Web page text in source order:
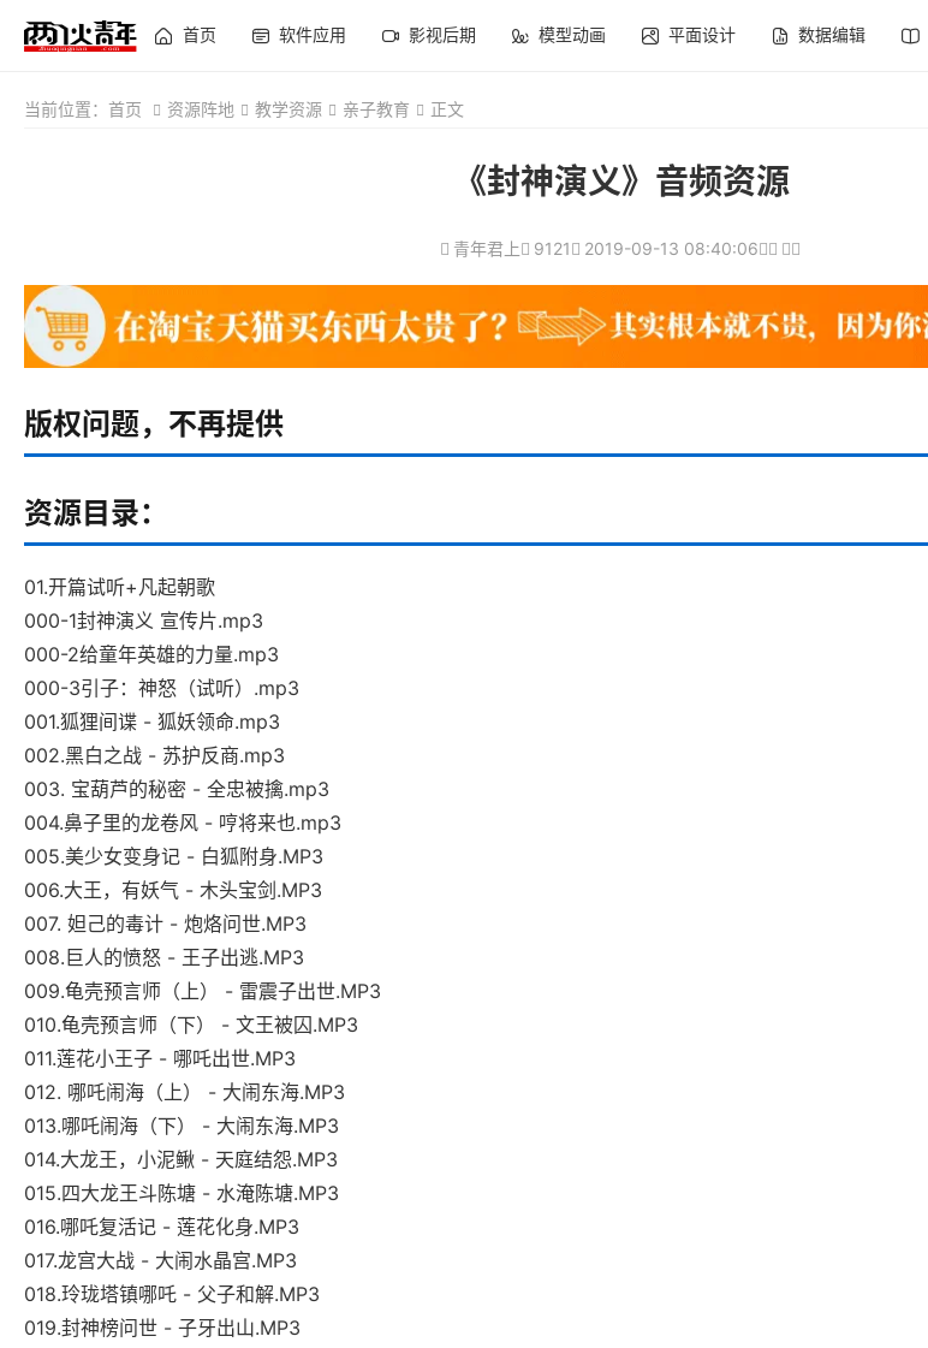
首页 软件应用 影视后期 模型动画 平面设计 数据编辑
当前位置： 首页 资源阵地 教学资源 亲子教育 正文
《封神演义》音频资源
青年君上 9121 2019-09-13 08:40:06
版权问题，不再提供
资源目录：
01.开篇试听+凡起朝歌
000-1封神演义 宣传片.mp3
000-2给童年英雄的力量.mp3
000-3引子：神怒（试听）.mp3
001.狐狸间谍 - 狐妖领命.mp3
002.黑白之战 - 苏护反商.mp3
003. 宝葫芦的秘密 - 全忠被擒.mp3
004.鼻子里的龙卷风 - 哼将来也.mp3
005.美少女变身记 - 白狐附身.MP3
006.大王，有妖气 - 木头宝剑.MP3
007. 妲己的毒计 - 炮烙问世.MP3
008.巨人的愤怒 - 王子出逃.MP3
009.龟壳预言师（上） - 雷震子出世.MP3
010.龟壳预言师（下） - 文王被囚.MP3
011.莲花小王子 - 哪吒出世.MP3
012. 哪吒闹海（上） - 大闹东海.MP3
013.哪吒闹海（下） - 大闹东海.MP3
014.大龙王，小泥鳅 - 天庭结怨.MP3
015.四大龙王斗陈塘 - 水淹陈塘.MP3
016.哪吒复活记 - 莲花化身.MP3
017.龙宫大战 - 大闹水晶宫.MP3
018.玲珑塔镇哪吒 - 父子和解.MP3
019.封神榜问世 - 子牙出山.MP3